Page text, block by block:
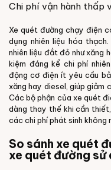
Chi phí vận hành thấp
Xe quét đường chạy điện
dụng nhiên liệu hóa
nhiên liệu đắt đỏ như xăng
kiệm đáng kể chi phí
động cơ điện ít yêu cầu
xăng hay diesel, giúp giảm
Các bộ phận của xe quét
dàng thay thế khi cần
các chi phí phát sinh không
So sánh xe quét
xe quét đường sử